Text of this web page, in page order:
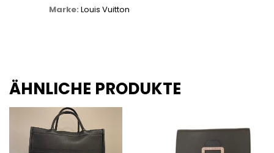
Marke: Louis Vuitton
ÄHNLICHE PRODUKTE